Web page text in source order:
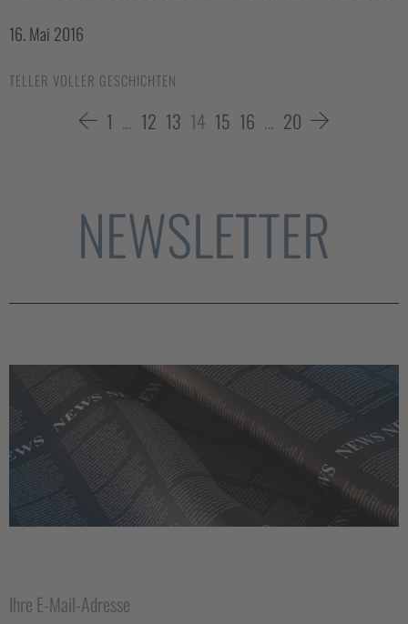
16. Mai 2016
TELLER VOLLER GESCHICHTEN
1 … 12 13 14 15 16 … 20
NEWSLETTER
Ihre E-Mail-Adresse